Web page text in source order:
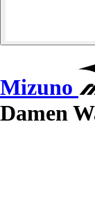
Mizuno
Damen